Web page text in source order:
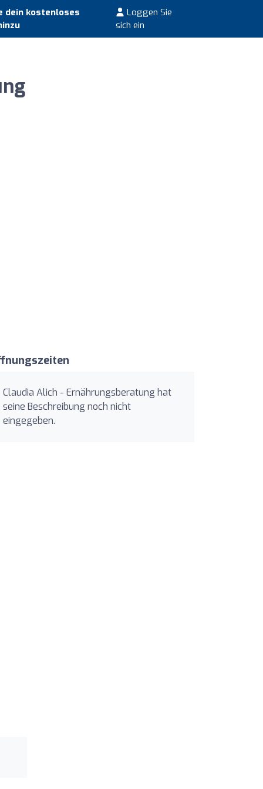
dein kostenloses
Loggen Sie
sich ein
Claudia Alich - Ernährungsberatung hat
seine Beschreibung noch nicht
eingegeben.